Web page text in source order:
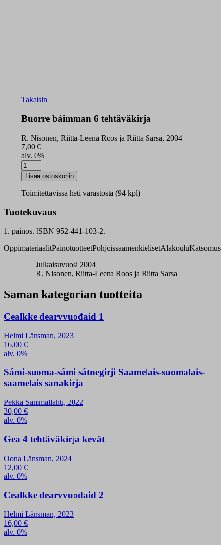
Takaisin
Buorre báimman 6 tehtäväkirja
R. Nisonen, Riitta-Leena Roos ja Riitta Sarsa, 2004
7,00 €
alv. 0%
Buorre
báimman
6
tehtäväkirja
Lisää ostoskoriin
Toimitettavissa heti varastosta (94 kpl)
Tuotekuvaus
1. painos. ISBN 952-441-103-2.
OppimateriaalitPainotuotteetPohjoissaamenkielisetAlakoulu
Julkaisuvuosi 2004
R. Nisonen, Riitta-Leena Roos ja Riitta Sarsa
Saman kategorian tuotteita
Cealkke dearvvuođaid 1
Helmi Länsman, 2023
16,00 €
alv. 0%
Sámi-suoma-sámi sátnegirji Saamelais-suomalais-
saamelais sanakirja
Pekka Sammallahti, 2022
30,00 €
alv. 0%
Gea 4 tehtäväkirja kevät
Oona Länsman, 2024
12,00 €
alv. 0%
Cealkke dearvvuođaid 2
Helmi Länsman, 2023
16,00 €
alv. 0%